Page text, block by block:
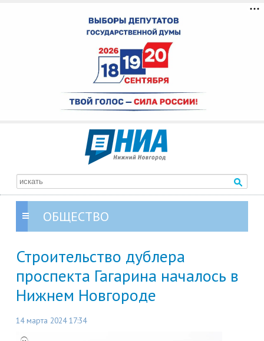
ОБЩЕСТВО
Строительство дублера
проспекта Гагарина началось в
Нижнем Новгороде
14 марта 2024 17:34